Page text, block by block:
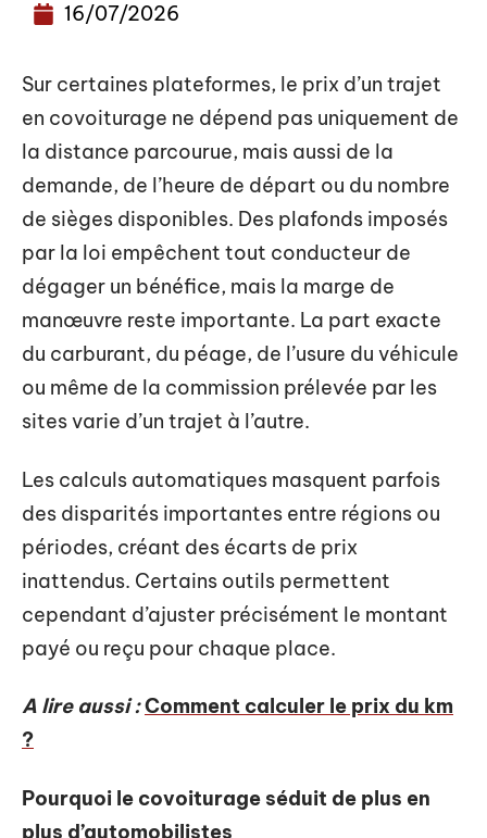
16/07/2026
Sur certaines plateformes, le prix d’un trajet
en covoiturage ne dépend pas uniquement de
la distance parcourue, mais aussi de la
demande, de l’heure de départ ou du nombre
de sièges disponibles. Des plafonds imposés
par la loi empêchent tout conducteur de
dégager un bénéfice, mais la marge de
manœuvre reste importante. La part exacte
du carburant, du péage, de l’usure du véhicule
ou même de la commission prélevée par les
sites varie d’un trajet à l’autre.
Les calculs automatiques masquent parfois
des disparités importantes entre régions ou
périodes, créant des écarts de prix
inattendus. Certains outils permettent
cependant d’ajuster précisément le montant
payé ou reçu pour chaque place.
A lire aussi :Comment calculer le prix du km
?
Pourquoi le covoiturage séduit de plus en
plus d’automobilistes